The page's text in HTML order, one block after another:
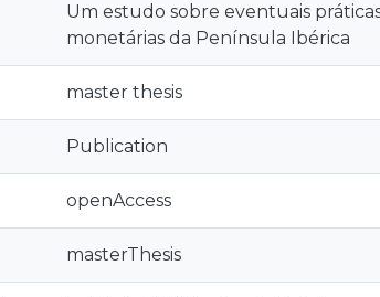
Um estudo sobre eventuais
monetárias da Península Ibérica
master thesis
Publication
openAccess
masterThesis